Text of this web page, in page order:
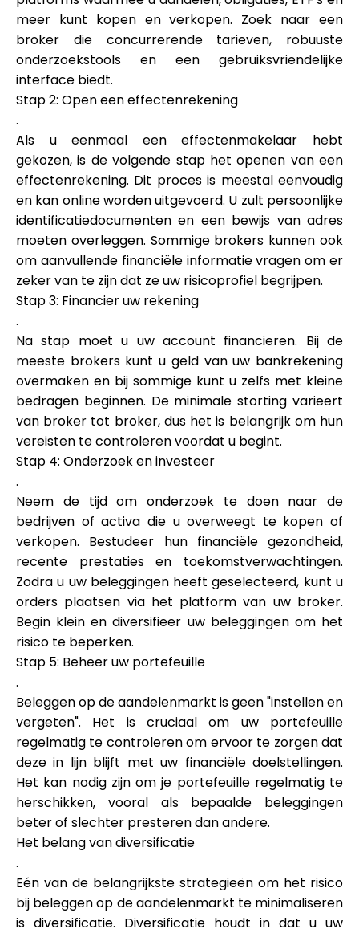
meer kunt kopen en verkopen. Zoek naar een
broker die concurrerende tarieven, robuuste
onderzoekstools en een gebruiksvriendelijke
interface biedt.
Stap 2: Open een effectenrekening
.
Als u eenmaal een effectenmakelaar hebt
gekozen, is de volgende stap het openen van een
effectenrekening. Dit proces is meestal eenvoudig
en kan online worden uitgevoerd. U zult persoonlijke
identificatiedocumenten en een bewijs van adres
moeten overleggen. Sommige brokers kunnen ook
om aanvullende financiële informatie vragen om er
zeker van te zijn dat ze uw risicoprofiel begrijpen.
Stap 3: Financier uw rekening
.
Na stap moet u uw account financieren. Bij de
meeste brokers kunt u geld van uw bankrekening
overmaken en bij sommige kunt u zelfs met kleine
bedragen beginnen. De minimale storting varieert
van broker tot broker, dus het is belangrijk om hun
vereisten te controleren voordat u begint.
Stap 4: Onderzoek en investeer
.
Neem de tijd om onderzoek te doen naar de
bedrijven of activa die u overweegt te kopen of
verkopen. Bestudeer hun financiële gezondheid,
recente prestaties en toekomstverwachtingen.
Zodra u uw beleggingen heeft geselecteerd, kunt u
orders plaatsen via het platform van uw broker.
Begin klein en diversifieer uw beleggingen om het
risico te beperken.
Stap 5: Beheer uw portefeuille
.
Beleggen op de aandelenmarkt is geen "instellen en
vergeten". Het is cruciaal om uw portefeuille
regelmatig te controleren om ervoor te zorgen dat
deze in lijn blijft met uw financiële doelstellingen.
Het kan nodig zijn om je portefeuille regelmatig te
herschikken, vooral als bepaalde beleggingen
beter of slechter presteren dan andere.
Het belang van diversificatie
.
Eén van de belangrijkste strategieën om het risico
bij beleggen op de aandelenmarkt te minimaliseren
is diversificatie. Diversificatie houdt in dat u uw